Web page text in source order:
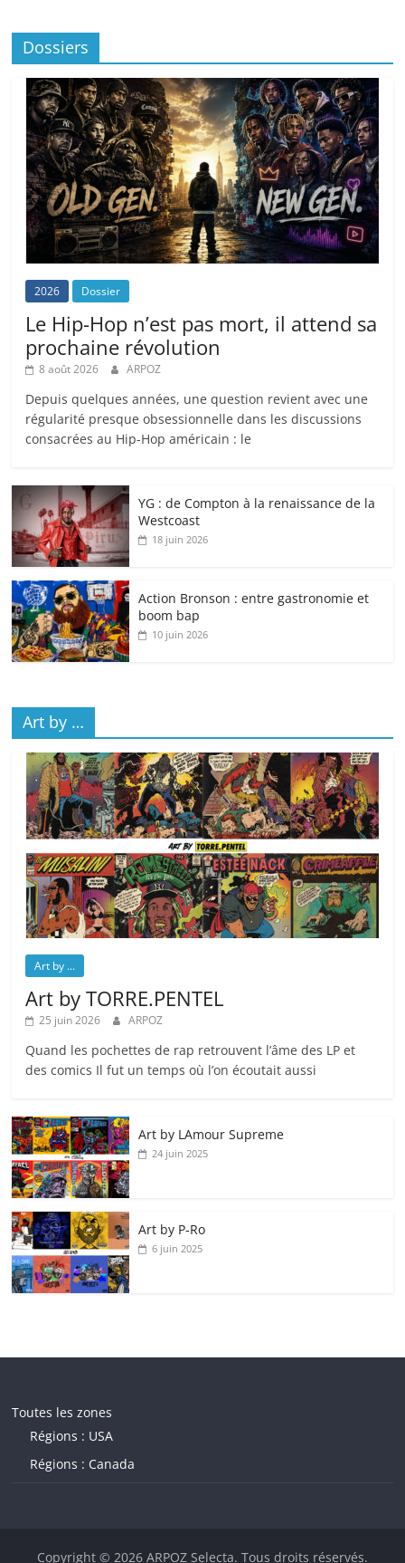
Dossiers
2026 Dossier
Le Hip-Hop n’est pas mort, il attend sa
prochaine révolution
8 août 2026 ARPOZ
Depuis quelques années, une question revient avec une
régularité presque obsessionnelle dans les discussions
consacrées au Hip-Hop américain : le
YG : de Compton à la renaissance de la
Westcoast
18 juin 2026
Action Bronson : entre gastronomie et
boom bap
10 juin 2026
Art by …
Art by ...
Art by TORRE.PENTEL
25 juin 2026 ARPOZ
Quand les pochettes de rap retrouvent l’âme des LP et
des comics Il fut un temps où l’on écoutait aussi
Art by LAmour Supreme
24 juin 2025
Art by P‑Ro
6 juin 2025
Toutes les zones
Régions : USA
Régions : Canada
Copyright © 2026 ARPOZ Selecta. Tous droits réservés.